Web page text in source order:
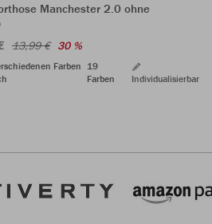
Manchester 2.0 ohne
13,99 € 30 %
Farben 19
Farben
Individualisierbar